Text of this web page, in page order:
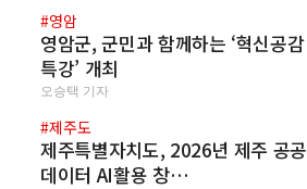
#영암
영암군, 군민과 함께하는 ‘혁신공감
특강’ 개최
오승택 기자
#제주도
제주특별자치도, 2026년 제주 공공
데이터 AI활용 창…